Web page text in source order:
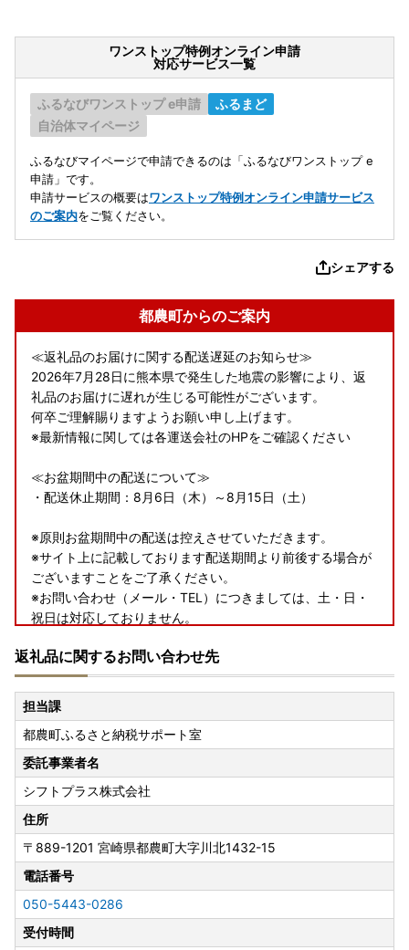
ワンストップ特例オンライン申請
対応サービス一覧
ふるなびワンストップ e申請
ふるまど
自治体マイページ
ふるなびマイページで申請できるのは「ふるなびワンストップ e
申請」です。
申請サービスの概要はワンストップ特例オンライン申請サービス
のご案内をご覧ください。
シェアする
都農町からのご案内
≪返礼品のお届けに関する配送遅延のお知らせ≫
2026年7月28日に熊本県で発生した地震の影響により、返
礼品のお届けに遅れが生じる可能性がございます。
何卒ご理解賜りますようお願い申し上げます。
※最新情報に関しては各運送会社のHPをご確認ください
≪お盆期間中の配送について≫
・配送休止期間：8月6日（木）～8月15日（土）
※原則お盆期間中の配送は控えさせていただきます。
※サイト上に記載しております配送期間より前後する場合が
ございますことをご了承ください。
※お問い合わせ（メール・TEL）につきましては、土・日・
祝日は対応しておりません。
※2週間以内発送のお礼品については、出荷停止期間を除い
た2週間以内の発送となります。
✨⛩️都農夏大祭⛩️✨
都農町に本格的な夏が訪れました🌻✨ 来る8月1日(土)2日
(日)には、日向国一之宮夏大祭が開催され、町全体が祭りの
熱気と活気に包まれます🤩‼️
この夏の始まりに合わせ、日頃から都農町を応援してくださ
る皆様へ、感謝の気持ちを込めた「夏大祭」をお届けします
🎁🧡
◆都農夏大祭★特別規格はこちら
✨NEW ARRIVAL✨
都農町の魅力満載の品を一挙ご紹介!!🎉🙌
返礼品に関するお問い合わせ先
担当課
都農町ふるさと納税サポート室
委託事業者名
シフトプラス株式会社
住所
〒889-1201 宮崎県都農町大字川北1432-15
電話番号
050-5443-0286
受付時間